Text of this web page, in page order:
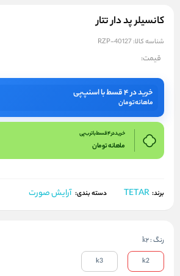
کانسیلر پد دار تتار
شناسه کالا: RZP-40127
قیمت:
خرید در ۴ قسط با اسنپ‌پی
ماهانهتومان
خرید در 4 قسط با ترب پی
ماهانهتومان
برند: TETAR دسته بندی: آرایش صورت
رنگ:
k2
k2
k3